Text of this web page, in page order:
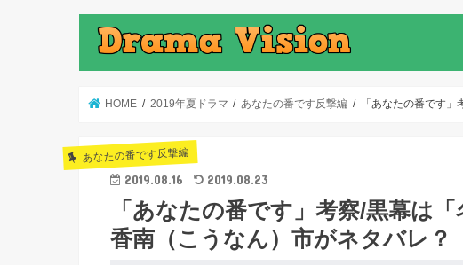
HOME 2019年夏ドラマ あなたの番です反撃編 「あなたの番です
あなたの番です反撃編
2019.08.16 2019.08.23
「あなたの番です」考察/黒幕は
香南（こうなん）市がネタバレ？